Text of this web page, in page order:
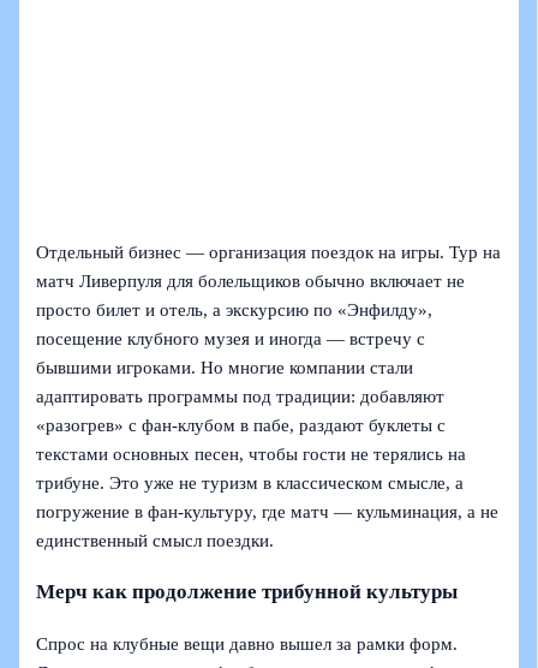
Отдельный бизнес — организация поездок на игры. Тур на
матч Ливерпуля для болельщиков обычно включает не
просто билет и отель, а экскурсию по «Энфилду»,
посещение клубного музея и иногда — встречу с
бывшими игроками. Но многие компании стали
адаптировать программы под традиции: добавляют
«разогрев» с фан-клубом в пабе, раздают буклеты с
текстами основных песен, чтобы гости не терялись на
трибуне. Это уже не туризм в классическом смысле, а
погружение в фан-культуру, где матч — кульминация, а не
единственный смысл поездки.
Мерч как продолжение трибунной культуры
Спрос на клубные вещи давно вышел за рамки форм.